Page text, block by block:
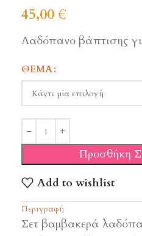
45,00€
Λαδόπανο βάπτισης
ΘΈΜΑ
Προσθήκη
Add to wishlist
Περιγραφή
Σετ βαμβακερά